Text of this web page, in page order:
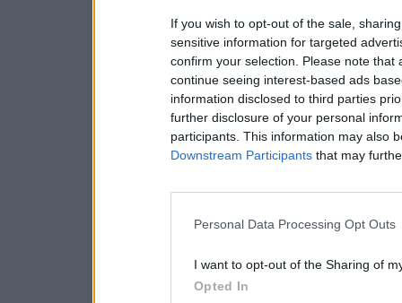
If you wish to opt-out of the sale,
sensitive information for targeted
confirm your selection. Please note
continue seeing interest-based ads
information disclosed to third parties
further disclosure of your personal
participants. This information may also
Downstream Participants that may
Personal Data Processing Opt Outs
I want to opt-out of the Sharing of
Opted In